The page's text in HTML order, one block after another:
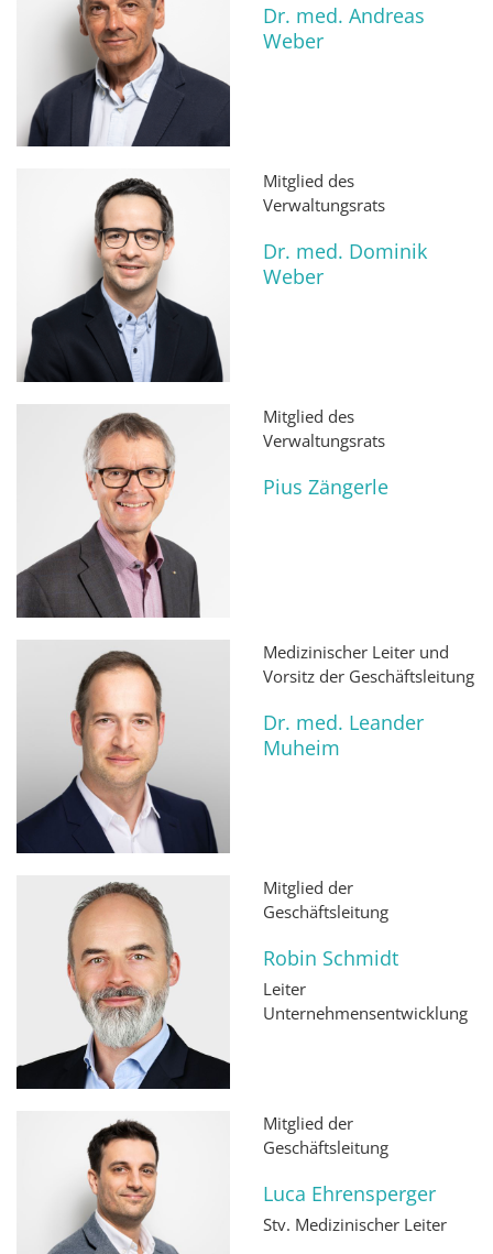
Dr. med. Andreas
Weber
Mitglied des
Verwaltungsrats
Dr. med. Dominik
Weber
Mitglied des
Verwaltungsrats
Pius Zängerle
Medizinischer Leiter und
Vorsitz der Geschäftsleitung
Dr. med. Leander
Muheim
Mitglied der
Geschäftsleitung
Robin Schmidt
Leiter
Unternehmensentwicklung
Mitglied der
Geschäftsleitung
Luca Ehrensperger
Stv. Medizinischer Leiter